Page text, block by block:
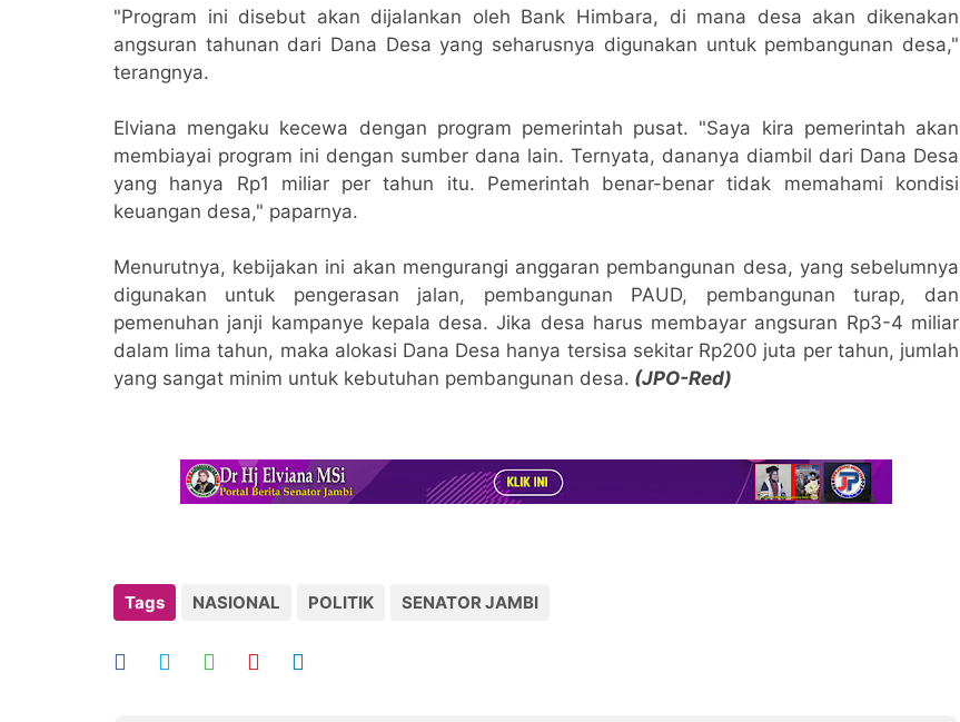
"Program ini disebut akan dijalankan oleh Bank Himbara, di mana desa akan dikenakan
angsuran tahunan dari Dana Desa yang seharusnya digunakan untuk pembangunan desa,"
terangnya.
Elviana mengaku kecewa dengan program pemerintah pusat. "Saya kira pemerintah akan
membiayai program ini dengan sumber dana lain. Ternyata, dananya diambil dari Dana Desa
yang hanya Rp1 miliar per tahun itu. Pemerintah benar-benar tidak memahami kondisi
keuangan desa," paparnya.
Menurutnya, kebijakan ini akan mengurangi anggaran pembangunan desa, yang sebelumnya
digunakan untuk pengerasan jalan, pembangunan PAUD, pembangunan turap, dan
pemenuhan janji kampanye kepala desa. Jika desa harus membayar angsuran Rp3-4 miliar
dalam lima tahun, maka alokasi Dana Desa hanya tersisa sekitar Rp200 juta per tahun, jumlah
yang sangat minim untuk kebutuhan pembangunan desa. (JPO-Red)
Tags NASIONAL POLITIK SENATOR JAMBI